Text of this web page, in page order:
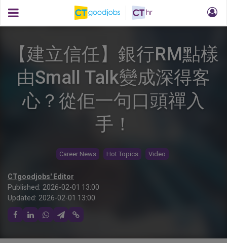
【建立信任】銀行RM點樣
由Small Talk變成深得客
心？從佢一句口頭禪入
手！
Career News Hot Topics Video
CTgoodjobs' Editor
Published: 2026-02-01 13:00
Updated: 2026-02-01 13:00